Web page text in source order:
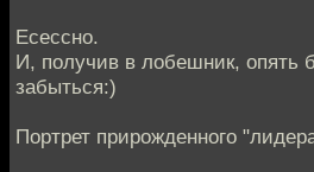
Есессно.
И, получив в лобешник, опять
забыться:)
Портрет прирожденного